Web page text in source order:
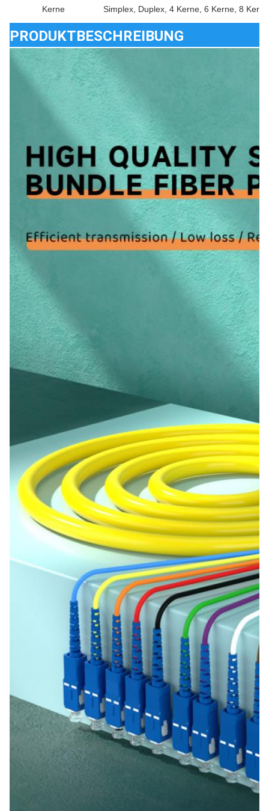
Kerne Simplex, Duplex, 4 Kerne, 6 Kerne, 8
PRODUKTBESCHREIBUNG